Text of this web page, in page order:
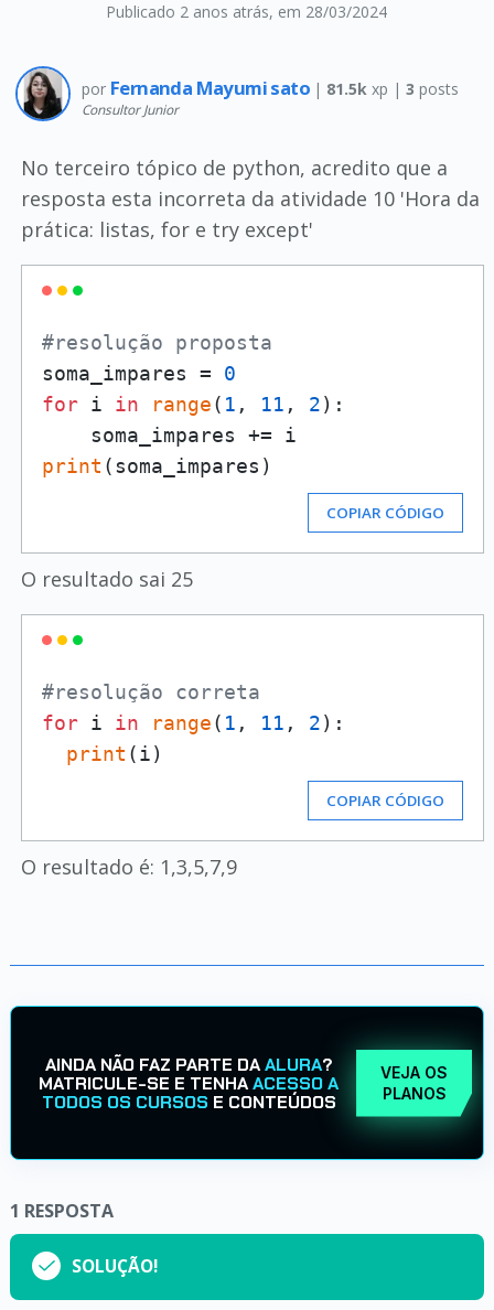
Publicado 2 anos atrás, em 28/03/2024
por Fernanda Mayumi sato | 81.5k xp |3 posts
Consultor Junior
No terceiro tópico de python, acredito que a
resposta esta incorreta da atividade 10 'Hora da
prática: listas, for e try except'
#resolução proposta
soma_impares = 0
for i in range( 1 , 11 , 2):
print
COPIAR CÓDIGO
O resultado sai 25
#resolução correta
for i in range( 1 , 11 , 2):
print
COPIAR CÓDIGO
O resultado é: 1,3,5,7,9
AINDA NÃO FAZ PARTE DAALURA?
MATRICULE-SE E TENHAACESSO A
TODOS OS CURSOS E CONTEÚDOS
VEJA OS
PLANOS
1 RESPOSTA
SOLUÇÃO!